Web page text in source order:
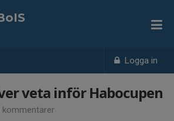
Logga in
veta inför Habocupen
kommentarer